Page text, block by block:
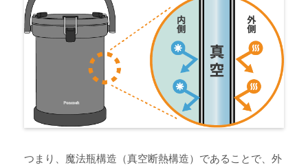
つまり、魔法瓶構造（真空断熱構造）であることで、外